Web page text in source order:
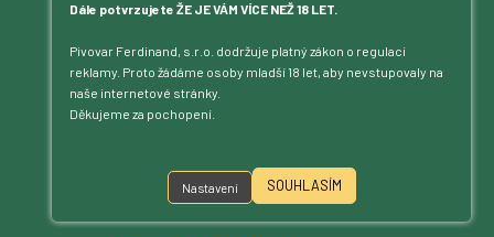
Dále potvrzujete ŽE JE VÁM VÍCE NEŽ 18 LET.
Pivovar Ferdinand, s.r.o. dodržuje platný zákon o regulaci
reklamy. Proto žádáme osoby mladší 18 let, aby nevstupovaly na
naše internetové stránky.
Děkujeme za pochopení.
Nastavení SOUHLASÍM
Jsme na příjmu!
Kontakt